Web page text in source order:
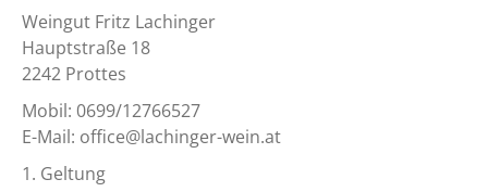
Weingut Fritz Lachinger
Hauptstraße 18
2242 Prottes
Mobil: 0699/12766527
E-Mail: office@lachinger-wein.at
1. Geltung